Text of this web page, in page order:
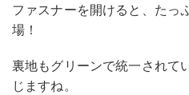
ファスナーを開けると、たっ
場！
裏地もグリーンで統一されて
じますね。